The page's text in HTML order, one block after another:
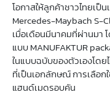
โอกาสให้ลูกค้าชาวไทยเ
Mercedes-Maybach S-
เมื่อเดือนมีนาคมที่ผ่านมา
แบบ MANUFAKTUR
ในแบบฉบับของตัวเองโด
ที่เป็นเอกลักษณ์ การเลือ
แฮนด์เมดรอบคัน